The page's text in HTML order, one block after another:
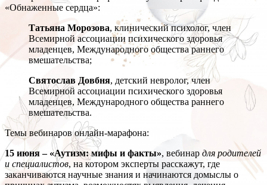
«Обнаженные сердца»:
Татьяна Морозова, клинический психолог, член
Всемирной ассоциации психического здоровья
младенцев, Международного общества раннего
вмешательства;
Святослав Довбня, детский невролог, член
Всемирной ассоциации психического здоровья
младенцев, Международного общества раннего
вмешательства.
Темы вебинаров онлайн-марафона:
15 июня – «Аутизм: мифы и факты», вебинар для родителей
и специалистов, на котором эксперты расскажут, где
заканчиваются научные знания и начинаются домыслы о